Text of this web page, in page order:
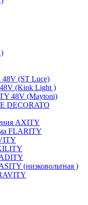
48V (ST Luce)
(Kink Light )
48V (Maytoni)
DECORATO
AXITY
FLARITY
(низковольтная )